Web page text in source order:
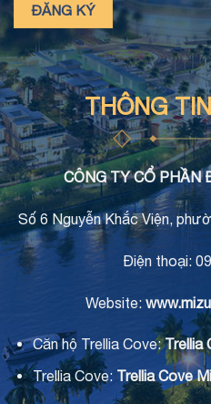
THÔNG
CÔNG TY CỔ PHẦN
Số 6 Nguyễn Khắc Viện,
Điện thoại:
Website:
Căn hộ Trellia Cove:Trellia
Trellia Cove: Trellia Cove